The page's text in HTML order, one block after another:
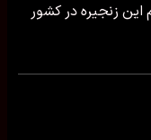
زنجیره در کشور